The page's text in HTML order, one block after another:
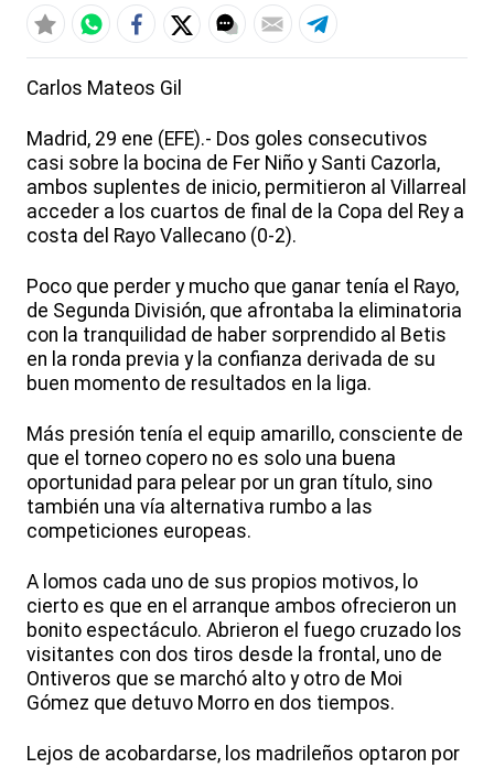
Carlos Mateos Gil
Madrid, 29 ene (EFE).- Dos goles consecutivos
casi sobre la bocina de Fer Niño y Santi Cazorla,
ambos suplentes de inicio, permitieron al Villarreal
acceder a los cuartos de final de la Copa del Rey a
costa del Rayo Vallecano (0-2).
Poco que perder y mucho que ganar tenía el Rayo,
de Segunda División, que afrontaba la eliminatoria
con la tranquilidad de haber sorprendido al Betis
en la ronda previa y la confianza derivada de su
buen momento de resultados en la liga.
Más presión tenía el equip amarillo, consciente de
que el torneo copero no es solo una buena
oportunidad para pelear por un gran título, sino
también una vía alternativa rumbo a las
competiciones europeas.
A lomos cada uno de sus propios motivos, lo
cierto es que en el arranque ambos ofrecieron un
bonito espectáculo. Abrieron el fuego cruzado los
visitantes con dos tiros desde la frontal, uno de
Ontiveros que se marchó alto y otro de Moi
Gómez que detuvo Morro en dos tiempos.
Lejos de acobardarse, los madrileños optaron por